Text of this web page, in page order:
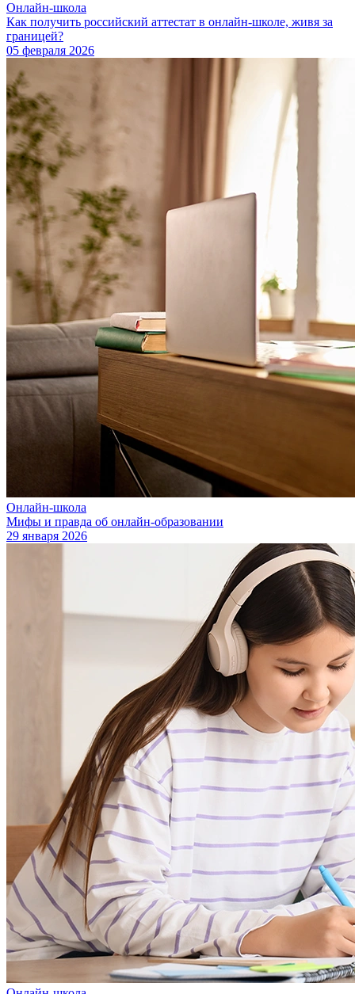
Онлайн-школа
Как получить российский аттестат в онлайн-школе, живя за
границей?
05 февраля 2026
Онлайн-школа
Мифы и правда об онлайн-образовании
29 января 2026